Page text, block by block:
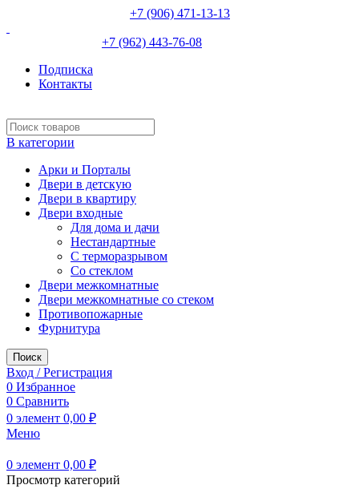
+7 (906) 471-13-13
+7 (962) 443-76-08
Подписка
Контакты
В категории
Арки и Порталы
Двери в детскую
Двери в квартиру
Двери входные
Для дома и дачи
Нестандартные
С терморазрывом
Со стеклом
Двери межкомнатные
Двери межкомнатные со стеком
Противопожарные
Фурнитура
Поиск
Вход / Регистрация
0 Избранное
0 Сравнить
0 элемент 0,00 ₽
Меню
0 элемент 0,00 ₽
Просмотр категорий